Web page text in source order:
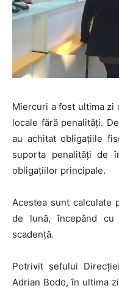
Miercuri a fost ultima zi
locale fără penalități.
au achitat obligațiile
suporta penalități de
obligațiilor principale.
Acestea sunt calculate
de lună, începând cu
scadență.
Potrivit șefului
Adrian Bodo, în ultima